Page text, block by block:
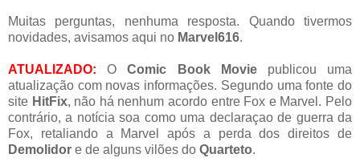
Muitas perguntas, nenhuma resposta. Quando tivermos
novidades, avisamos aqui no Marvel616.
ATUALIZADO: OComic Book Moviepublicou uma
atualização com novas informações. Segundo uma fonte do
site HitFix, não há nenhum acordo entre Fox e Marvel. Pelo
contrário, a notícia soa como uma declaraçao de guerra da
Fox, retaliando a Marvel após a perda dos direitos de
Demolidor e de alguns vilões do Quarteto.